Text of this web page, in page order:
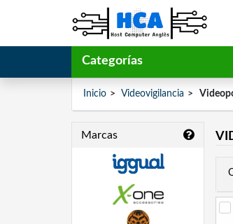
Categorías
Inicio Videovigilancia
Marcas